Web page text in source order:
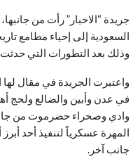
جريدة “الاخبار” رأت من
السعودية إلى إحياء مطامع
وذلك بعد التطورات التي
واعتبرت الجريدة في مقال لها
في عدن وأبين والضالع ولحج
وادي وصحراء حضرموت من
المهرة عسكرياً لتنفيذ أحد
جانب آخر .